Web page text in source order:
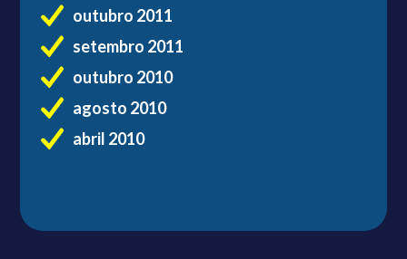
outubro 2011
setembro 2011
outubro 2010
agosto 2010
abril 2010